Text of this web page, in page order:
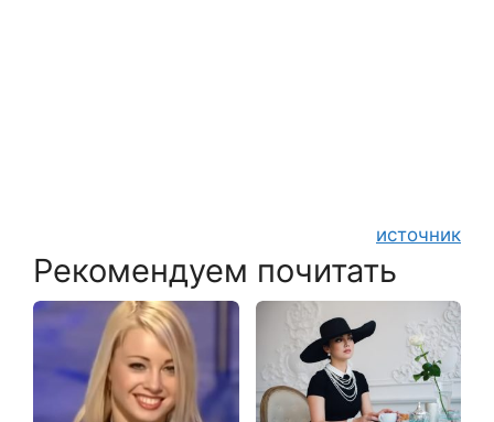
источник
Рекомендуем почитать